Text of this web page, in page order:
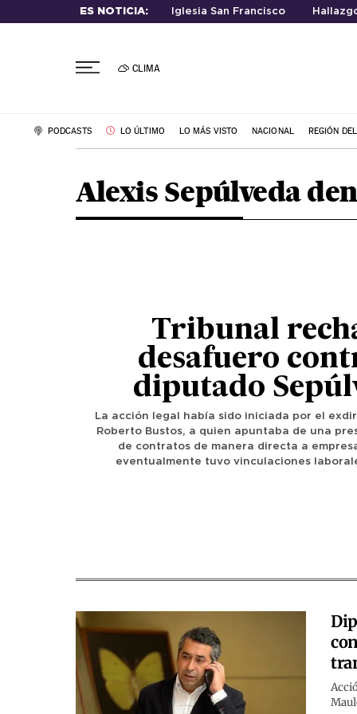
ES NOTICIA: Iglesia San Francisco
CLIMA
PODCASTS LO ÚLTIMO LO MÁS VISTO NACIONAL REGIÓN
Alexis Sepúlveda
Tribunal
desafuero
diputado
La acción legal había sido iniciada por el
Roberto Bustos, a quien apuntaba de una
de contratos de manera directa a
eventualmente tuvo vinculaciones